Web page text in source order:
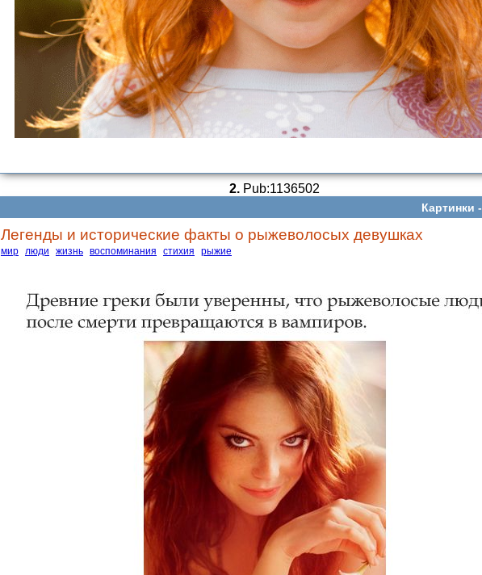
2. Pub:1136502
Картинки -
Легенды и исторические факты о рыжеволосых девушках
мир люди жизнь воспоминания стихия рыжие